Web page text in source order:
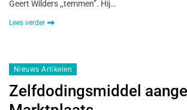
Geert Wilders ,,temmen”. Hij…
Lees verder
Nieuws Artikelen
Zelfdodingsmiddel